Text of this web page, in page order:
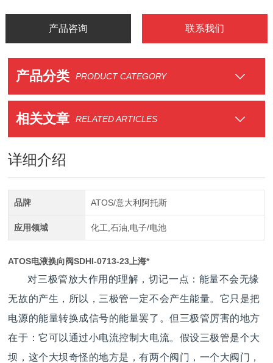
产品咨询 联系我们
产品分类 PRODUCT CATEGORY
相关文章 RELATED ARTICLES
详细介绍
品牌 ATOS/意大利阿托斯
应用领域 化工,石油,电子/电池
ATOS电液换向阀SDHI-0713-23上海*
对三极管放大作用的理解，切记一点：能量不会无缘
无故的产生，所以，三极管一定不会产生能量。它只是把
电源的能量转换成信号的能量罢了。但三极管厉害的地方
在于：它可以通过小电流控制大电流。假设三极管是个大
坝，这个大坝奇怪的地方是，有两个阀门，一个大阀门，